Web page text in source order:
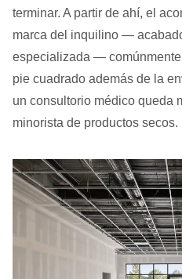
terminar. A partir de ahí, el
marca del inquilino —
especializada —
pie cuadrado además de la
un consultorio médico queda
minorista de productos secos.